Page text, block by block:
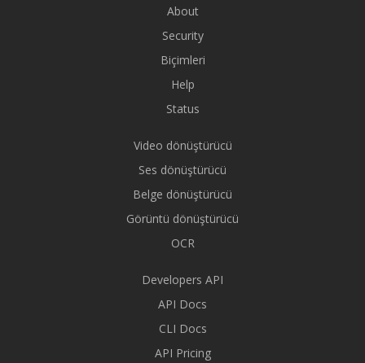
About
Security
Biçimleri
Help
Status
Video dönüştürücü
Ses dönüştürücü
Belge dönüştürücü
Görüntü dönüştürücü
OCR
Developers API
API Docs
CLI Docs
API Pricing